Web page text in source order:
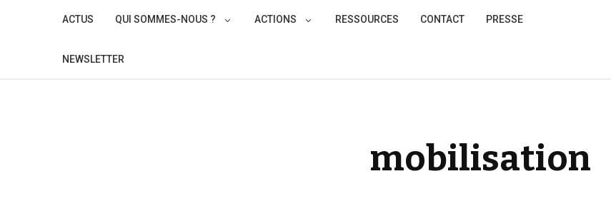
ACTUS QUI SOMMES-NOUS ? ACTIONS RESSOURCES CONTACT PRESSE
NEWSLETTER
mobilisation